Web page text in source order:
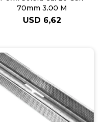
70mm 3.00 M
USD 6,62